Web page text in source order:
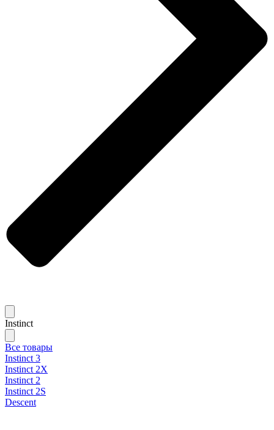
Instinct
Все товары
Instinct 3
Instinct 2X
Instinct 2
Instinct 2S
Descent